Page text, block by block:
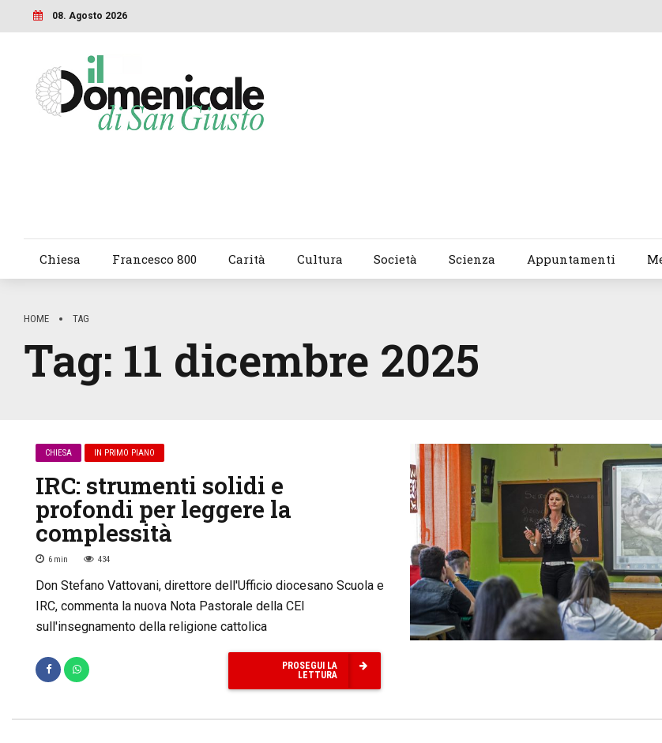
08. Agosto 2026
Chiesa Francesco 800 Carità Cultura Società Scienza Appuntamenti
HOME TAG
Tag: 11 dicembre 2025
CHIESA IN PRIMO PIANO
IRC: strumenti solidi e
profondi per leggere la
complessità
6 min 434
Don Stefano Vattovani, direttore dell'Ufficio diocesano Scuola e
IRC, commenta la nuova Nota Pastorale della CEI
sull'insegnamento della religione cattolica
PROSEGUI LA
LETTURA